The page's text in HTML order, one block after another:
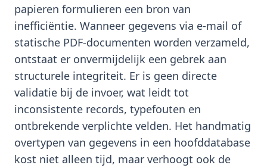
papieren formulieren een bron van
inefficiëntie. Wanneer gegevens via e-mail of
statische PDF-documenten worden verzameld,
ontstaat er onvermijdelijk een gebrek aan
structurele integriteit. Er is geen directe
validatie bij de invoer, wat leidt tot
inconsistente records, typefouten en
ontbrekende verplichte velden. Het handmatig
overtypen van gegevens in een hoofddatabase
kost niet alleen tijd, maar verhoogt ook de